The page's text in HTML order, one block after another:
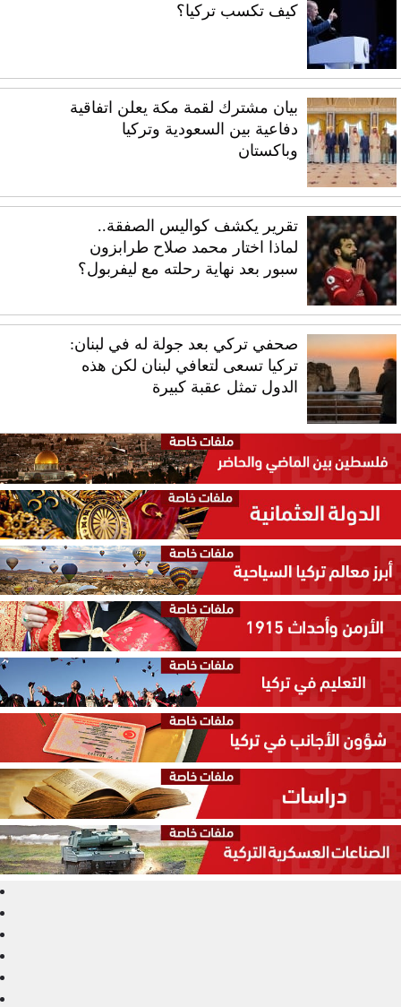
كيف تكسب تركيا؟
بيان مشترك لقمة مكة يعلن اتفاقية
دفاعية بين السعودية وتركيا
وباكستان
تقرير يكشف كواليس الصفقة..
لماذا اختار محمد صلاح طرابزون
سبور بعد نهاية رحلته مع ليفربول؟
صحفي تركي بعد جولة له في لبنان:
تركيا تسعى لتعافي لبنان لكن هذه
الدول تمثل عقبة كبيرة